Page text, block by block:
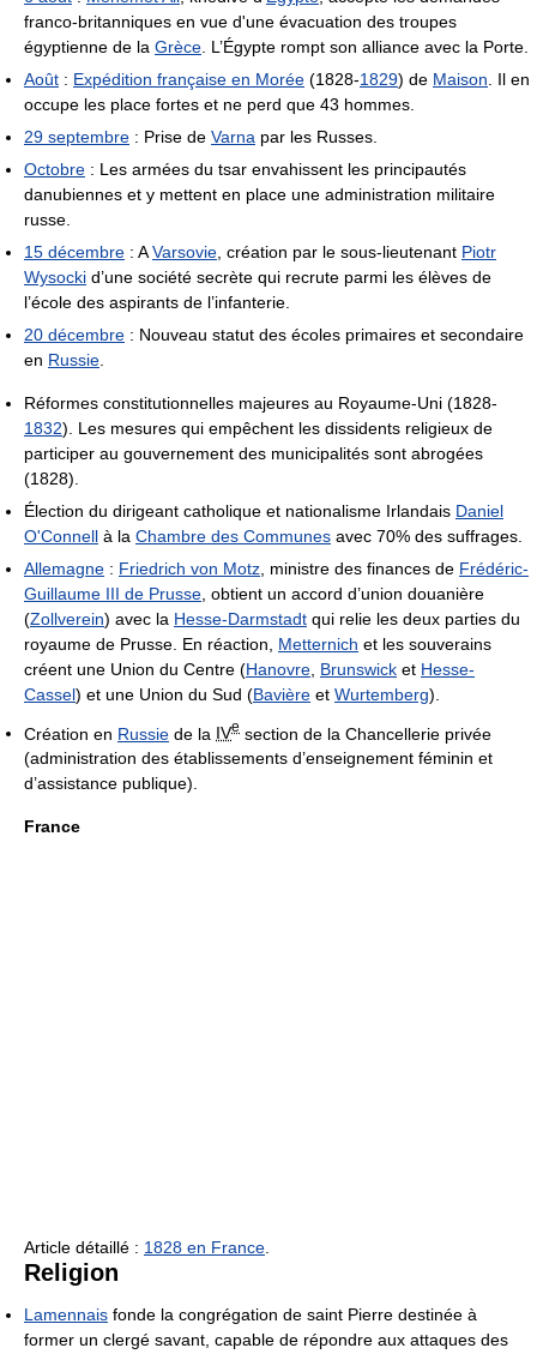
franco-britanniques en vue d'une évacuation des troupes
égyptienne de la Grèce . L’Égypte rompt son alliance avec la Porte.
Août : Expédition française en Morée (1828-1829) de Maison . Il en
occupe les place fortes et ne perd que 43 hommes.
29 septembre : Prise de Varna par les Russes.
Octobre : Les armées du tsar envahissent les principautés
danubiennes et y mettent en place une administration militaire
russe.
15 décembre : AVarsovie , création par le sous-lieutenant Piotr
Wysocki d’une société secrète qui recrute parmi les élèves de
l’école des aspirants de l’infanterie.
20 décembre : Nouveau statut des écoles primaires et secondaire
en Russie
Réformes constitutionnelles majeures au Royaume-Uni (1828-
1832). Les mesures qui empêchent les dissidents religieux de
participer au gouvernement des municipalités sont abrogées
(1828).
Élection du dirigeant catholique et nationalisme Irlandais Daniel
O'Connell à la Chambre des Communes avec 70% des suffrages.
Allemagne : Friedrich von Motz , ministre des finances de Frédéric-
Guillaume III de Prusse , obtient un accord d’union douanière
(Zollverein) avec la Hesse-Darmstadt qui relie les deux parties du
royaume de Prusse. En réaction, Metternich et les souverains
créent une Union du Centre (Hanovre Brunswick et Hesse-
Cassel) et une Union du Sud (Bavière et Wurtemberg).
Création en Russie de la IVe section de la Chancellerie privée
(administration des établissements d’enseignement féminin et
d’assistance publique).
France
Article détaillé : 1828 en France.
Religion
Lamennais fonde la congrégation de saint Pierre destinée à
former un clergé savant, capable de répondre aux attaques des